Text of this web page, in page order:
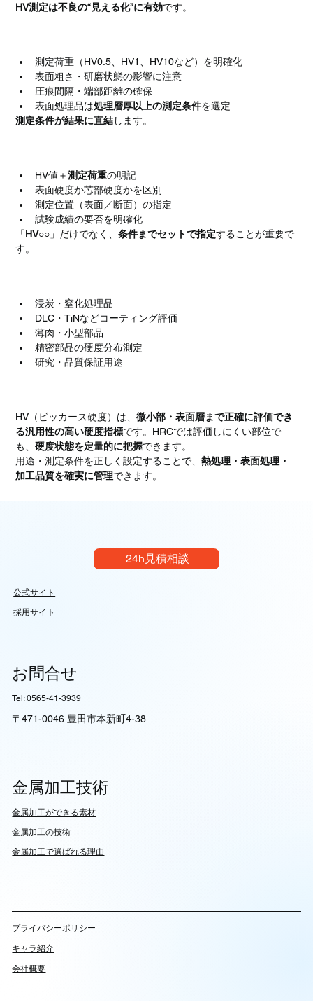
HV測定は不良の“見える化”に有効です。
測定荷重（HV0.5、HV1、HV10など）を明確化
表面粗さ・研磨状態の影響に注意
圧痕間隔・端部距離の確保
表面処理品は処理層厚以上の測定条件を選定
測定条件が結果に直結します。
HV値＋測定荷重の明記
表面硬度か芯部硬度かを区別
測定位置（表面／断面）の指定
試験成績の要否を明確化
「HV○○ 」だけでなく、条件までセットで指定することが重要で
す。
浸炭・窒化処理品
DLC・TiNなどコーティング評価
薄肉・小型部品
精密部品の硬度分布測定
研究・品質保証用途
HV（ビッカース硬度）は、微小部・表面層まで正確に評価でき
る汎用性の高い硬度指標です。HRCでは評価しにくい部位で
も、硬度状態を定量的に把握できます。
用途・測定条件を正しく設定することで、熱処理・表面処理・
加工品質を確実に管理できます。
24h見積相談
公式サイト
採用サイト
お問合せ
Tel: 0565-41-3939
〒471-0046 豊田市本新町4-38
金属加工技術
​金属加工ができる素材
​金属加工の技術
金属加工で選ばれる理由
​プライバシーポリシー
キャラ紹介
会社概要